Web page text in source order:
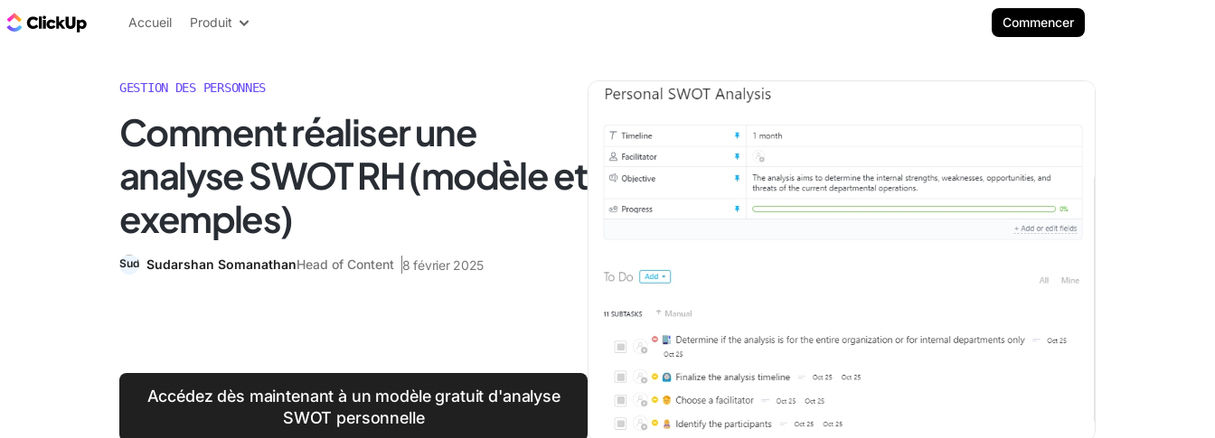
ClickUp Blog
Accueil Produit Commencer
GESTION DES PERSONNES
Comment réaliser une
analyse SWOT RH (modèle et
exemples)
Sudarshan SomanathanHead of Content 8 février 2025
Accédez dès maintenant à un modèle gratuit d'analyse
SWOT personnelle